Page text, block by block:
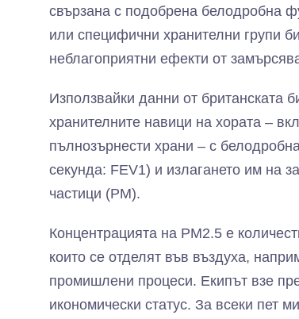
свързана с подобрена белодробна
или специфични хранителни групи
неблагоприятни ефекти от
Използвайки данни от британската
хранителните навици на хората –
пълнозърнести храни – с
секунда: FEV1) и излагането им на
частици (PM).
Концентрацията на PM2.5 е
които се отделят във въздуха,
промишлени процеси. Екипът взе
икономически статус. За всеки пет